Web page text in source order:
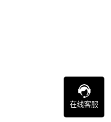
在线客服